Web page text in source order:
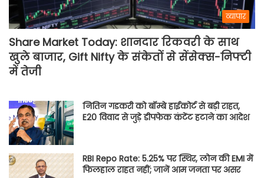
व्यापार
Share Market Today: शानदार रिकवरी के साथ
खुले बाजार, Gift Nifty के संकेतों से सेंसेक्स-निफ्टी
में तेजी
नितिन गडकरी को बॉम्बे हाईकोर्ट से बड़ी राहत,
E20 विवाद से जुड़े डीपफेक कंटेंट हटाने का आदेश
RBI Repo Rate: 5.25% पर स्थिर, लोन की EMI में
फिलहाल राहत नहीं; जानें आम जनता पर असर